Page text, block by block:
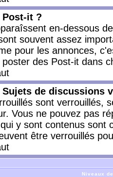
Post-it ?
en-dessous
souvent assez
pour les annonces,
des Post-it dans
Sujets de discussions
sont verrouillés,
Vous ne pouvez pas
y sont contenus
être verrouillés
Niveaux